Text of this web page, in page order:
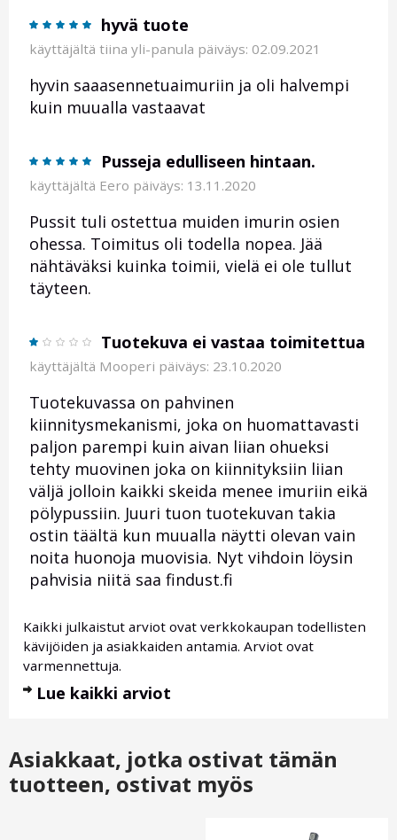
hyvä tuote
käyttäjältä tiina yli-panula päiväys: 02.09.2021
hyvin saaasennetuaimuriin ja oli halvempi
kuin muualla vastaavat
Pusseja edulliseen hintaan.
käyttäjältä Eero päiväys: 13.11.2020
Pussit tuli ostettua muiden imurin osien
ohessa. Toimitus oli todella nopea. Jää
nähtäväksi kuinka toimii, vielä ei ole tullut
täyteen.
Tuotekuva ei vastaa toimitettua
käyttäjältä Mooperi päiväys: 23.10.2020
Tuotekuvassa on pahvinen
kiinnitysmekanismi, joka on huomattavasti
paljon parempi kuin aivan liian ohueksi
tehty muovinen joka on kiinnityksiin liian
väljä jolloin kaikki skeida menee imuriin eikä
pölypussiin. Juuri tuon tuotekuvan takia
ostin täältä kun muualla näytti olevan vain
noita huonoja muovisia. Nyt vihdoin löysin
pahvisia niitä saa findust.fi
Kaikki julkaistut arviot ovat verkkokaupan todellisten
kävijöiden ja asiakkaiden antamia. Arviot ovat
varmennettuja.
Lue kaikki arviot
Asiakkaat, jotka ostivat tämän
tuotteen, ostivat myös